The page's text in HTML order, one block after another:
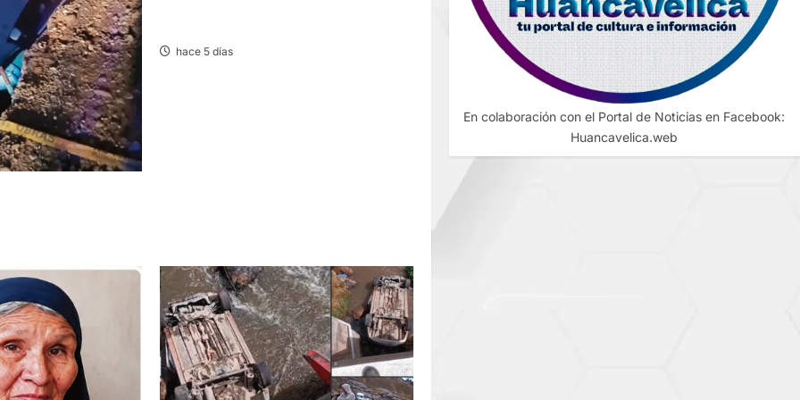
hace 5 días
En colaboración con el Portal de Noticias en Facebook:
Huancavelica.web